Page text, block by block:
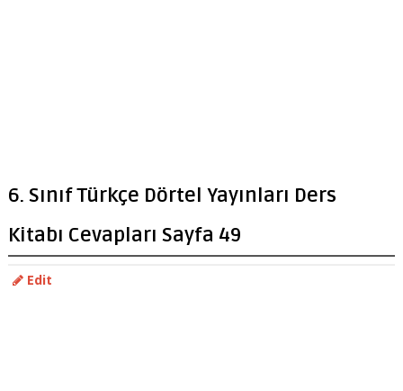
6. Sınıf Türkçe Dörtel Yayınları Ders
Kitabı Cevapları Sayfa 49
Edit